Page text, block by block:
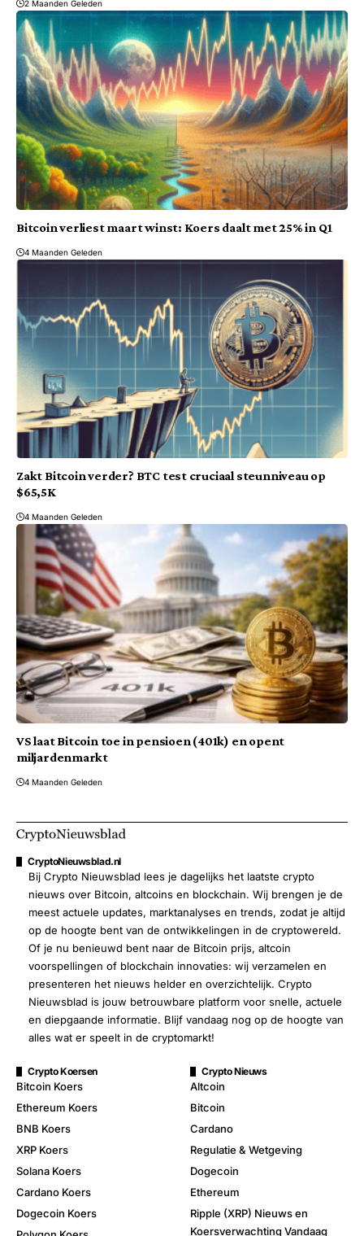
2 Maanden Geleden
Bitcoin verliest maart winst: Koers daalt met 25% in Q1
4 Maanden Geleden
Zakt Bitcoin verder? BTC test cruciaal steunniveau op
$65,5K
4 Maanden Geleden
VS laat Bitcoin toe in pensioen (401k) en opent
miljardenmarkt
4 Maanden Geleden
CryptoNieuwsblad.nl
Bij Crypto Nieuwsblad lees je dagelijks het laatste crypto
nieuws over Bitcoin, altcoins en blockchain. Wij brengen je de
meest actuele updates, marktanalyses en trends, zodat je altijd
op de hoogte bent van de ontwikkelingen in de cryptowereld.
Of je nu benieuwd bent naar de Bitcoin prijs, altcoin
voorspellingen of blockchain innovaties: wij verzamelen en
presenteren het nieuws helder en overzichtelijk. Crypto
Nieuwsblad is jouw betrouwbare platform voor snelle, actuele
en diepgaande informatie. Blijf vandaag nog op de hoogte van
alles wat er speelt in de cryptomarkt!
Crypto Koersen
Bitcoin Koers
Ethereum Koers
BNB Koers
XRP Koers
Solana Koers
Cardano Koers
Dogecoin Koers
Crypto Nieuws
Altcoin
Bitcoin
Cardano
Regulatie & Wetgeving
Dogecoin
Ethereum
Ripple (XRP) Nieuws en
Koersverwachting Vandaag